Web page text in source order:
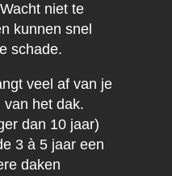
niet te
kunnen snel
schade.
veel af van je
het dak.
dan 10 jaar)
3 à 5 jaar een
daken